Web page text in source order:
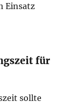
Einsatz
für
sollte